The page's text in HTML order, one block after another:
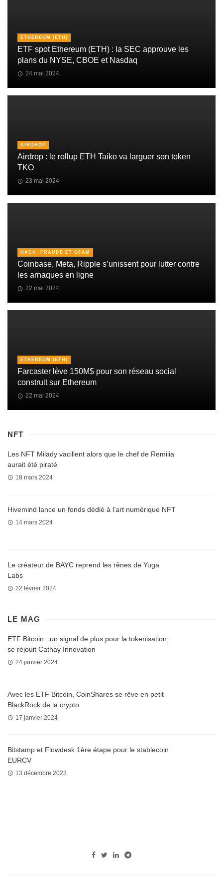
ETHEREUM (ETH)
ETF spot Ethereum (ETH) : la SEC approuve les
plans du NYSE, CBOE et Nasdaq
24 mai 2024
AIRDROP
Airdrop : le rollup ETH Taiko va larguer son token
TKO
23 mai 2024
HACK, FRAUDE ET SCAM
Coinbase, Meta, Ripple s’unissent pour lutter contre
les arnaques en ligne
22 mai 2024
ETHEREUM (ETH)
Farcaster lève 150M$ pour son réseau social
construit sur Ethereum
22 mai 2024
NFT
Les NFT Milady vacillent alors que le chef de Remilia
aurait été piraté
18 mars 2024
Hivemind lance un fonds dédié à l’art numérique NFT
14 mars 2024
Le créateur de BAYC reprend les rênes de Yuga
Labs
22 février 2024
LE MAG
ETF Bitcoin : un signal de plus pour la tokenisation,
se réjouit Cathay Innovation
24 janvier 2024
Avec les ETF Bitcoin, CoinShares se rêve en petit
BlackRock de la crypto
17 janvier 2024
Bitstamp et Flowdesk 1ère étape pour le stablecoin
EURCV
13 décembre 2023